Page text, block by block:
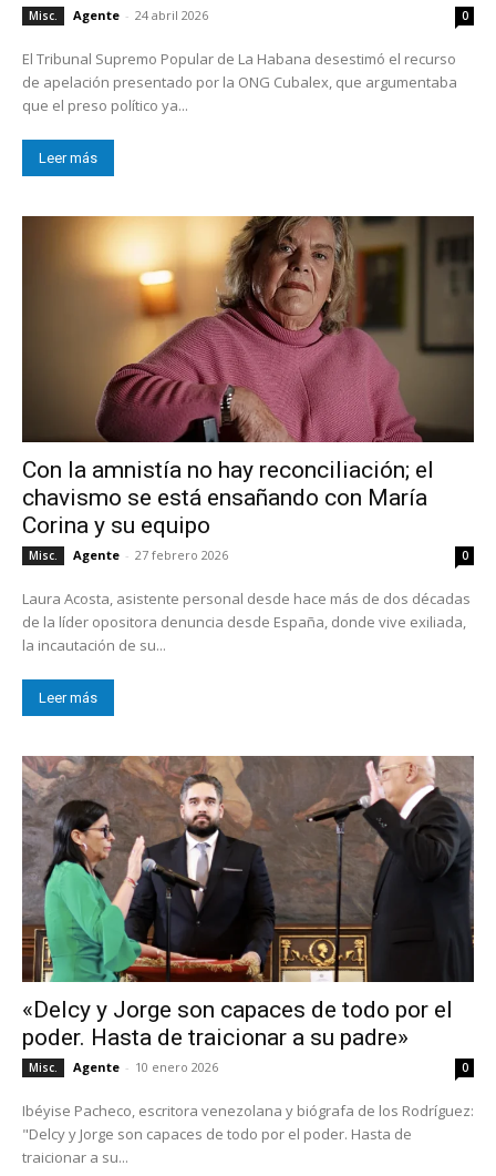
Misc. Agente - 24 abril 2026 0
El Tribunal Supremo Popular de La Habana desestimó el recurso
de apelación presentado por la ONG Cubalex, que argumentaba
que el preso político ya...
Leer más
Con la amnistía no hay reconciliación; el
chavismo se está ensañando con María
Corina y su equipo
Misc. Agente - 27 febrero 2026 0
Laura Acosta, asistente personal desde hace más de dos décadas
de la líder opositora denuncia desde España, donde vive exiliada,
la incautación de su...
Leer más
«Delcy y Jorge son capaces de todo por el
poder. Hasta de traicionar a su padre»
Misc. Agente - 10 enero 2026 0
Ibéyise Pacheco, escritora venezolana y biógrafa de los Rodríguez:
"Delcy y Jorge son capaces de todo por el poder. Hasta de
traicionar a su...